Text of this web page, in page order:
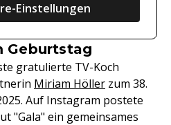
Einstellungen
Geburtstag
gratulierte TV-Koch
Miriam Höller zum 38.
Auf Instagram postete
"Gala" ein gemeinsames